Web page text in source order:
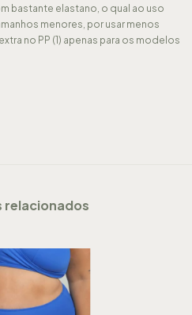
bastante elastano, o qual ao uso
menores, por usar menos
no PP (1) apenas para os modelos
relacionados